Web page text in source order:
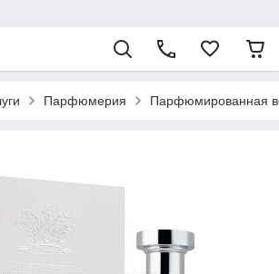
Парфюмерия Парфюмированная